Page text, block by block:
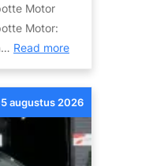
e
t
Motor
Motor:
Read more:
A
u
t
V
augustus 2026